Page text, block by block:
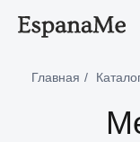
Ciclon Eclipse
Главная /